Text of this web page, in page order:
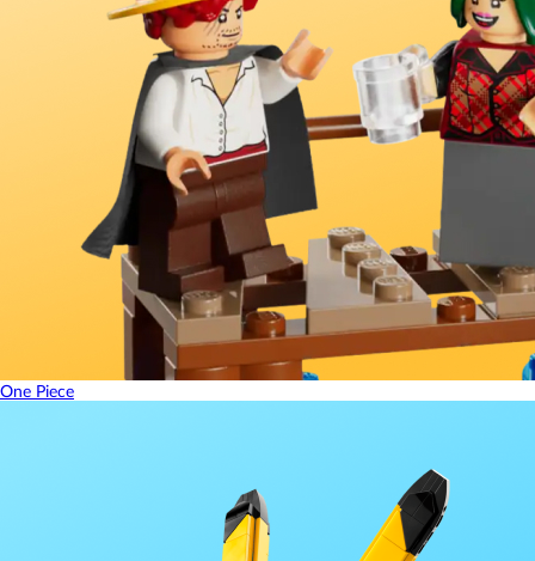
One Piece